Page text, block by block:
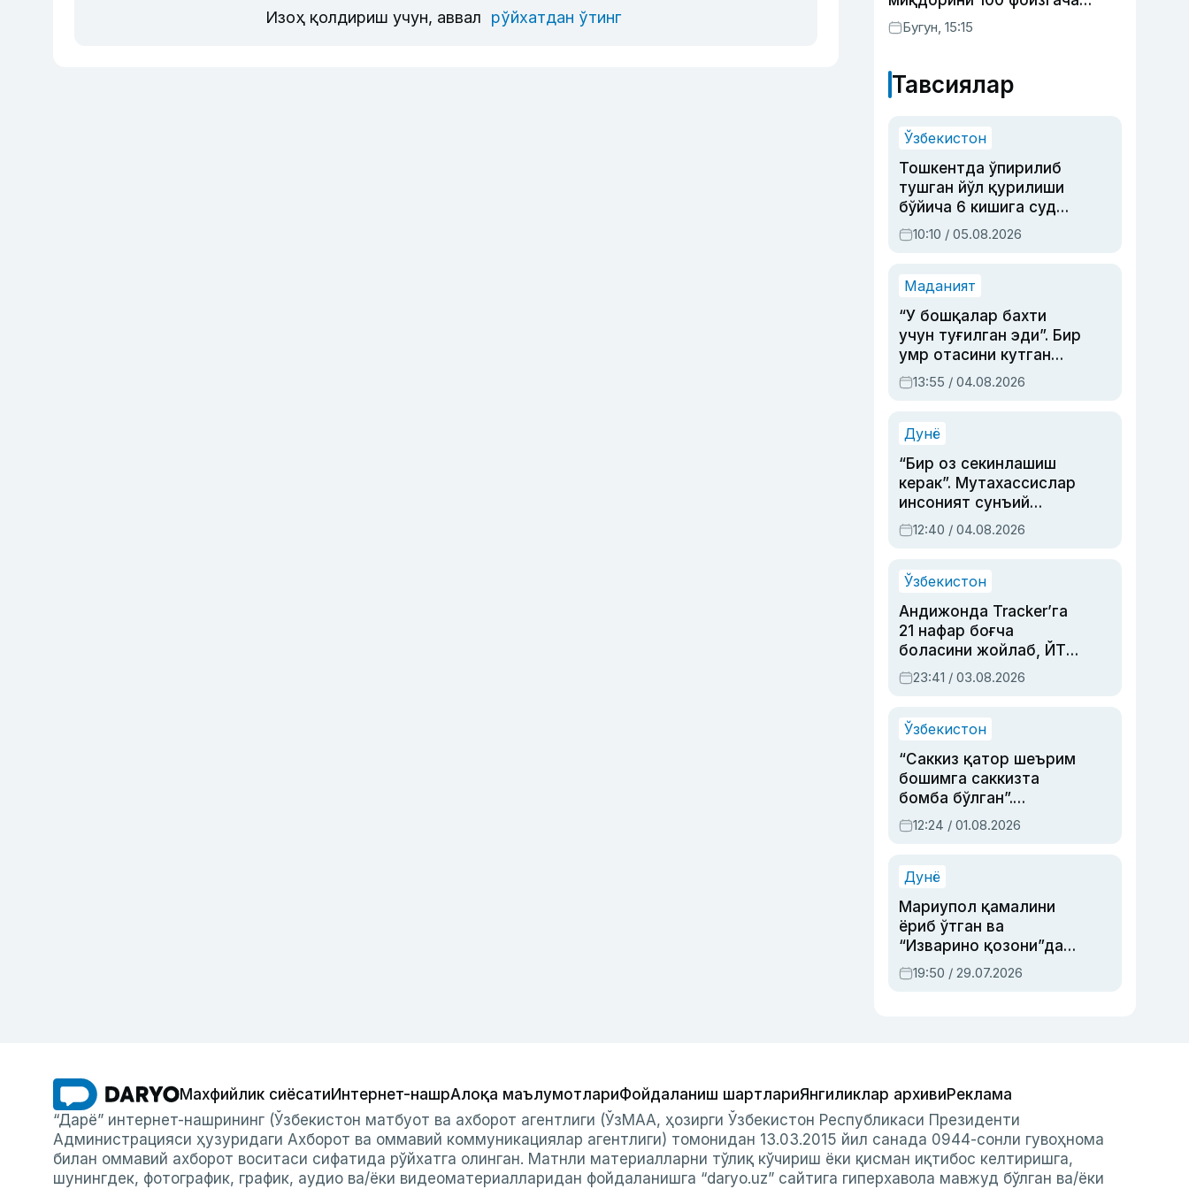
Изоҳ қолдириш учун, аввал рўйхатдан ўтинг
оширишни назарда тутувчи
қонунни маъқуллади
Бугун, 15:15
Тавсиялар
Ўзбекистон
Тошкентда ўпирилиб
тушган йўл қурилиши
бўйича 6 кишига суд
ҳукми ўқилди
10:10 / 05.08.2026
Маданият
“У бошқалар бахти
учун туғилган эди”. Бир
умр отасини кутган
актриса ва дубльяж
устаси Римма
синовларга тўла ҳаёти
13:55 / 04.08.2026
Дунё
“Бир оз секинлашиш
керак”. Мутахассислар
инсоният сунъий
интеллектни бошқара
олмай қолишидан
12:40 / 04.08.2026
Ўзбекистон
Андижонда Tracker’га
21 нафар боғча
боласини жойлаб, ЙТҲ
содир этган аёлга суд
ҳукми ўқилди
23:41 / 03.08.2026
Ўзбекистон
“Саккиз қатор шеърим
бошимга саккизта
бомба бўлган”.
Абдулла Ориповни
сиёсий айбловлардан
12:24 / 01.08.2026
Дунё
Мариупол қамалини
ёриб ўтган ва
“Изварино қозони”дан
чиққан қаҳрамон —
Украина армияси бош
19:50 / 29.07.2026
Махфийлик сиёсатиИнтернет-нашрАлоқа маълумотлариФойдаланиш шартлариЯнгиликлар архивиРеклама
“Дарё” интернет-нашрининг (Ўзбекистон матбуот ва ахборот агентлиги (ЎзМАА, ҳозирги Ўзбекистон Республикаси Президенти
Администрацияси ҳузуридаги Ахборот ва оммавий коммуникациялар агентлиги) томонидан 13.03.2015 йил санада 0944-сонли гувоҳнома
билан оммавий ахборот воситаси сифатида рўйхатга олинган. Матнли материалларни тўлиқ кўчириш ёки қисман иқтибос келтиришга,
шунингдек, фотографик, график, аудио ва/ёки видеоматериалларидан фойдаланишга “daryo.uz” сайтига гиперхавола мавжуд бўлган ва/ёки